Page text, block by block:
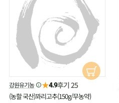
강원유기농 ★4.9후기 25
(농할 국산)꽈리고추(150g/무농약)